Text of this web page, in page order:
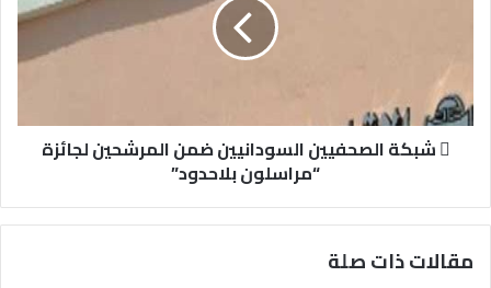
 شبكة الصحفيين السودانيين ضمن المرشحين لجائزة
“مراسلون بلاحدود”
مقالات ذات صلة